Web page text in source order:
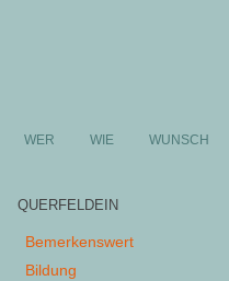
WER WIE WUNSCH
QUERFELDEIN
Bemerkenswert
Bildung